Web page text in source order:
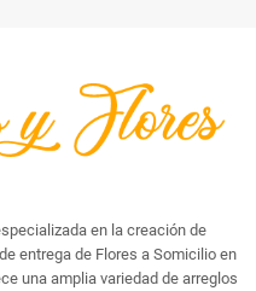
en la creación de
entrega de Flores a Somicilio en
una amplia variedad de arreglos